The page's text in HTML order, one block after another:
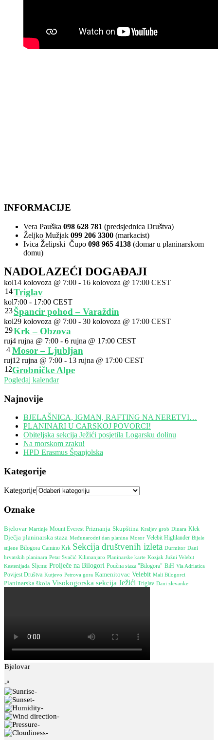
INFORMACIJE
Vera Pauška 098 628 781 (predsjednica Društva)
Željko Mužjak 099 206 3300 (markacist)
Ivica Želipski Čupo 098 965 4138 (domar u planinarskom
domu)
NADOLAZEĆI DOGAĐAJI
kol
14
14 kolovoza @ 7:00 - 16 kolovoza @ 17:00 CEST
Triglav
kol
23
7:00 - 17:00 CEST
Špancir pohod – Varaždin
kol
29
29 kolovoza @ 7:00 - 30 kolovoza @ 17:00 CEST
Krk – Obzova
ruj
4
4 rujna @ 7:00 - 6 rujna @ 17:00 CEST
Mosor – Ljubljan
ruj
12
12 rujna @ 7:00 - 13 rujna @ 17:00 CEST
Grobničke Alpe
Pogledaj kalendar
Najnovije
BJELAŠNICA, IGMAN, RAFTING NA NERETVI…
PLANINARI U CARSKOJ POVORCI!
Obiteljska sekcija Ježići posjetila Logarsku dolinu
Na morskom zraku!
HPD Erasmus Španjolska
Kategorije
Kategorije
Oznake
Bjelovar Martinje Mount Everest Priznanja Skupština Kraljev grob Dinara Klek
Dječja planinarska staza Međunarodni dan planina Mosor Velebit Highlander Bijele
stijene Bilogora Camino Krk Sekcija društvenih izleta Durmitor Dani
hrvatskih planinara Petar Svačić Kilimanjaro Planinarske karte Kozjak Južni Velebit
Kestenijada Sljeme Prolječe na Bilogori Poučna staza "Bilogora" BiH Via Adriatica
Povijest Društva Kutjevo Petrova gora Kamenitovac Velebit Mali Bilogorci
Planinarska škola Visokogorska sekcija Ježići Triglav Dani zlevanke
Bjelovar
-º
-
-
-
-
-
-